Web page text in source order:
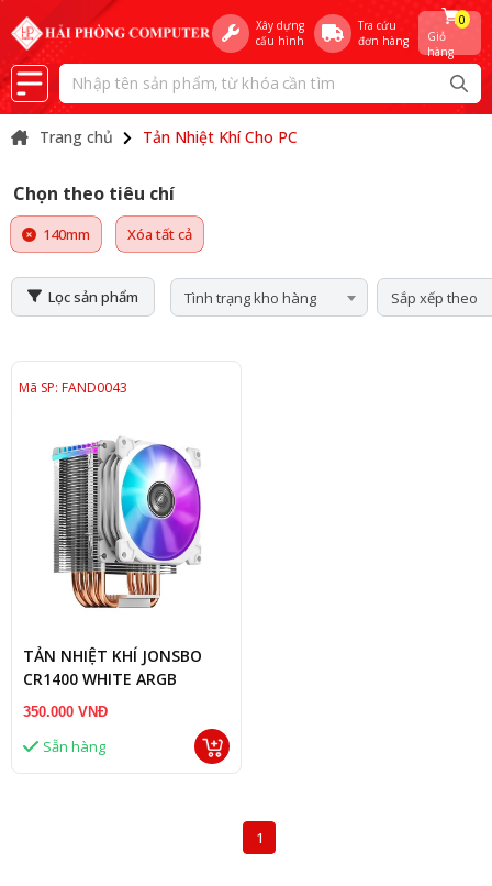
Xây dựng
cấu hình
Tra cứu
đơn hàng
Giỏ
hàng
0
Trang chủ Tản Nhiệt Khí Cho PC
Chọn theo tiêu chí
140mm Xóa tất cả
Lọc sản phẩm Tình trạng kho hàng Sắp xếp theo
Mã SP: FAND0043
TẢN NHIỆT KHÍ JONSBO
CR1400 WHITE ARGB
350.000 VNĐ
Sẵn hàng
1